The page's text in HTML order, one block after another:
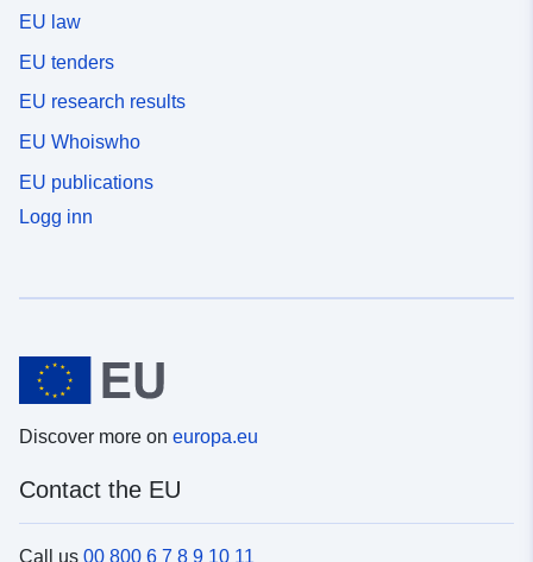
EU law
EU tenders
EU research results
EU Whoiswho
EU publications
Logg inn
Discover more on europa.eu
Contact the EU
Call us 00 800 6 7 8 9 10 11